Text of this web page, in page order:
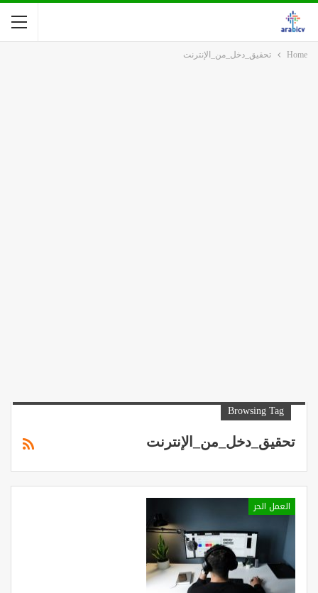
Home تحقيق_دخل_من_الإنترنت
Browsing Tag
تحقيق_دخل_من_الإنترنت
العمل الحر